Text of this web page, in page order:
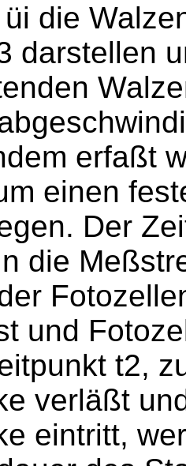
die
darstellen
erfaßt
einen
Der
die
und
t2,
verläßt
eintritt,